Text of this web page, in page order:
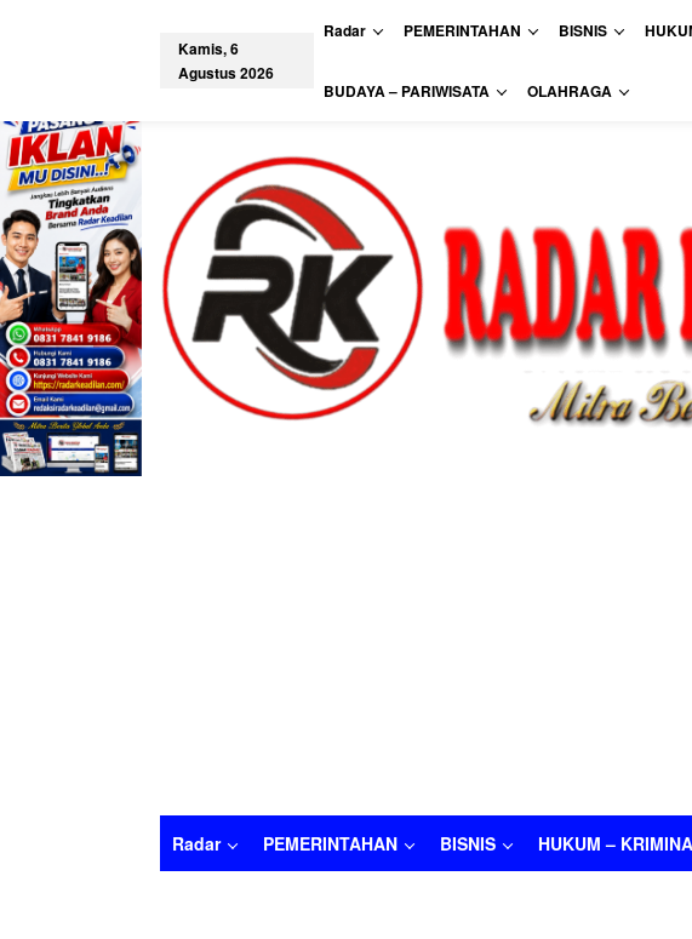
i
k
k
n
t
e
n
Kamis, 6
Agustus 2026
Radar PEMERINTAHAN BISNIS
BUDAYA – PARIWISATA OLAHRAGA
Radar PEMERINTAHAN BISNIS HUKUM –